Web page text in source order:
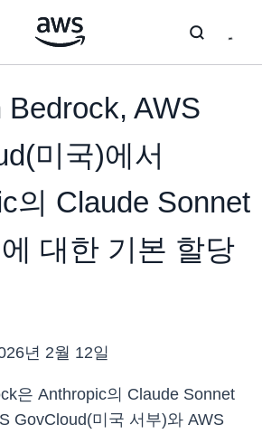
Bedrock, AWS
미국)에서
의 Claude Sonnet
대한 기본 할당
년 2월 12일
은 Anthropic의 Claude Sonnet
GovCloud(미국 서부)와 AWS